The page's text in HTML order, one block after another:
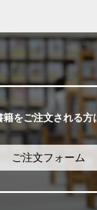
籍をご注文される方
ご注文フォーム